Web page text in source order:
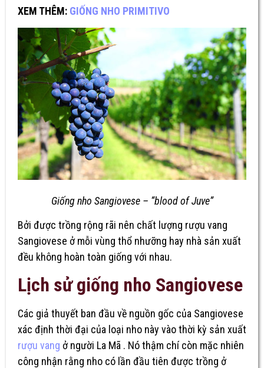
XEM THÊM: GIỐNG NHO PRIMITIVO
Giống nho Sangiovese – “blood of Juve”
Bởi được trồng rộng rãi nên chất lượng rượu vang
Sangiovese ở mỗi vùng thổ nhưỡng hay nhà sản xuất
đều không hoàn toàn giống với nhau.
Lịch sử giống nho Sangiovese
Các giả thuyết ban đầu về nguồn gốc của Sangiovese
xác định thời đại của loại nho này vào thời kỳ sản xuất
rượu vang ở người La Mã . Nó thậm chí còn mặc nhiên
công nhận rằng nho có lần đầu tiên được trồng ở